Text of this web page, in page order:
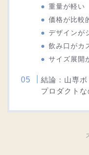
重量が軽い
価格が比較
デザインが
飲み口がカ
サイズ展開
結論：山専
プロダクトな